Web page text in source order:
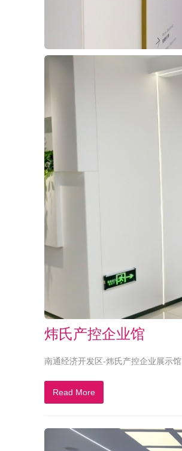
炜氏产控企业馆
南通经济开发区-炜氏产控企业展示馆
Read More